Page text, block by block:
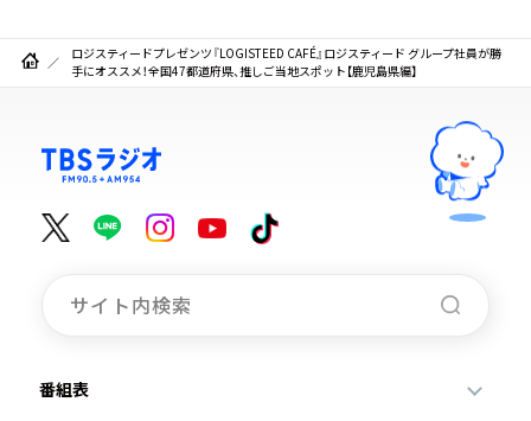
ロジスティードプレゼンツ『LOGISTEED CAFÉ』ロジスティード グループ社員が勝
手にオススメ！全国47都道府県、推しご当地スポット【鹿児島県編】
番組表